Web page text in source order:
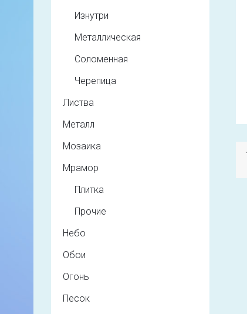
Изнутри
Металлическая
Соломенная
Черепица
Листва
Металл
Мозаика
Мрамор
Плитка
Прочие
Небо
Обои
Огонь
Песок